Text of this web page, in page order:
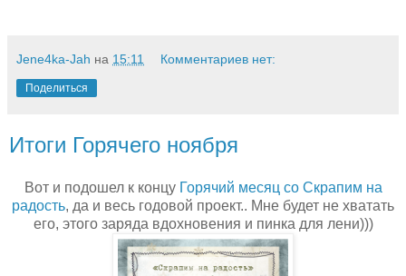
Jene4ka-Jah на 15:11 Комментариев нет:
Поделиться
Итоги Горячего ноября
Вот и подошел к концу Горячий месяц со Скрапим на
радость, да и весь годовой проект.. Мне будет не хватать
его, этого заряда вдохновения и пинка для лени)))